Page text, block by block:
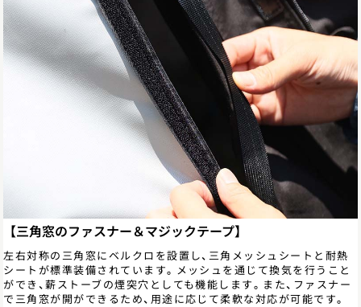
【三角窓のファスナー＆マジックテープ】
左右対称の三角窓にベルクロを設置し、三角メッシュシートと耐熱
シートが標準装備されています。メッシュを通じて換気を行うこと
ができ、薪ストーブの煙突穴としても機能します。また、ファスナー
で三角窓が開ができるため、用途に応じて柔軟な対応が可能です。